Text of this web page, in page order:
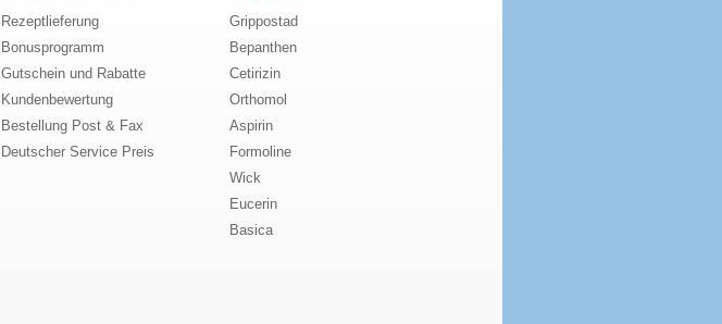
Rezeptlieferung
Bonusprogramm
Gutschein und Rabatte
Kundenbewertung
Bestellung Post & Fax
Deutscher Service Preis
Grippostad
Bepanthen
Cetirizin
Orthomol
Aspirin
Formoline
Wick
Eucerin
Basica